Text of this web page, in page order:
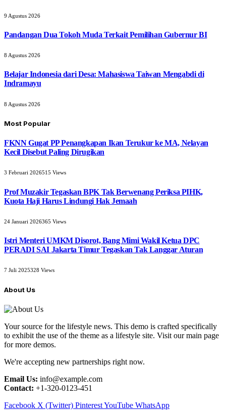
9 Agustus 2026
Pandangan Dua Tokoh Muda Terkait Pemilihan Gubernur BI
8 Agustus 2026
Belajar Indonesia dari Desa: Mahasiswa Taiwan Mengabdi di
Indramayu
8 Agustus 2026
Most Popular
FKNN Gugat PP Penangkapan Ikan Terukur ke MA, Nelayan
Kecil Disebut Paling Dirugikan
3 Februari 2026515 Views
Prof Muzakir Tegaskan BPK Tak Berwenang Periksa PIHK,
Kuota Haji Harus Lindungi Hak Jemaah
24 Januari 2026365 Views
Istri Menteri UMKM Disorot, Bang Mimi Wakil Ketua DPC
PERADI SAI Jakarta Timur Tegaskan Tak Langgar Aturan
7 Juli 2025328 Views
About Us
Your source for the lifestyle news. This demo is crafted specifically
to exhibit the use of the theme as a lifestyle site. Visit our main page
for more demos.
We're accepting new partnerships right now.
Email Us: info@example.com
Contact: +1-320-0123-451
Facebook X (Twitter) PinterestYouTube WhatsApp